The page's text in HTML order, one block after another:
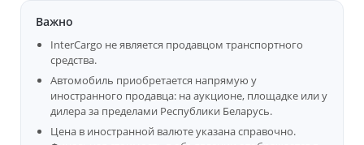
Важно
InterCargo не является продавцом транспортного
средства.
Автомобиль приобретается напрямую у
иностранного продавца: на аукционе, площадке или у
дилера за пределами Республики Беларусь.
Цена в иностранной валюте указана справочно.